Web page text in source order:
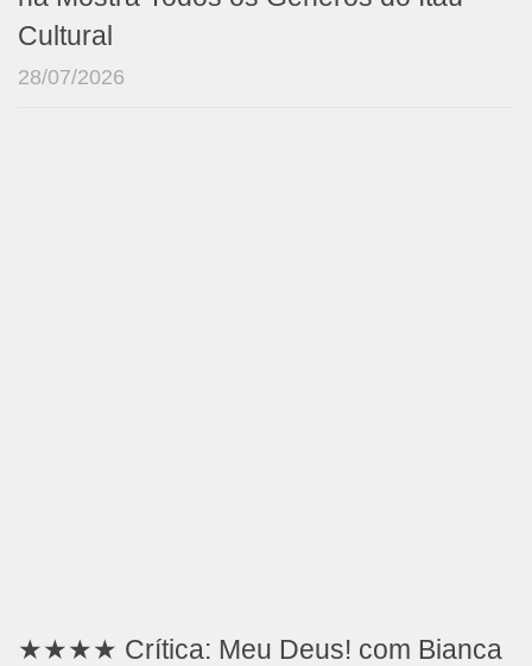
Cultural
28/07/2026
★★★★ Crítica: Meu Deus! com Bianca